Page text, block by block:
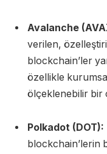
Avalanche
verilen,
blockchain’ler
özellikle
ölçeklenebilir bir
Polkadot (DOT):
blockchain’lerin